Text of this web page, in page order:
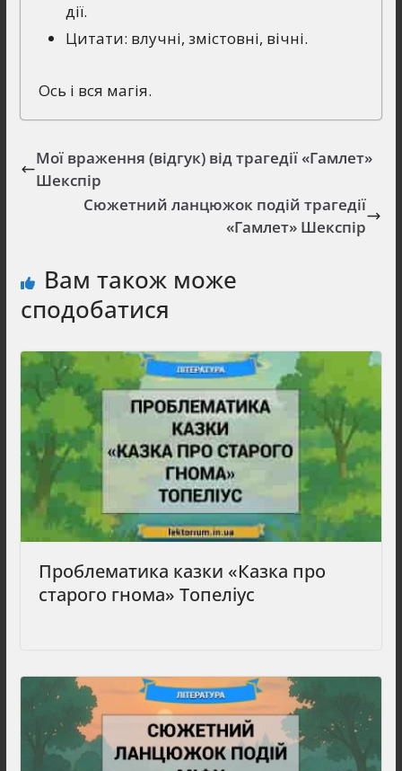
дії.
Цитати: влучні, змістовні, вічні.
Ось і вся магія.
Мої враження (відгук) від трагедії «Гамлет»
Шекспір
Сюжетний ланцюжок подій трагедії
«Гамлет» Шекспір
Вам також може
сподобатися
Проблематика казки «Казка про
старого гнома» Топеліус